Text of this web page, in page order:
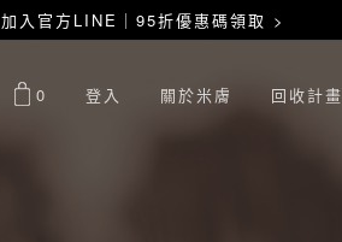
加入官方LINE｜95折優惠碼領取 >
0 登入 關於米膚 回收計畫